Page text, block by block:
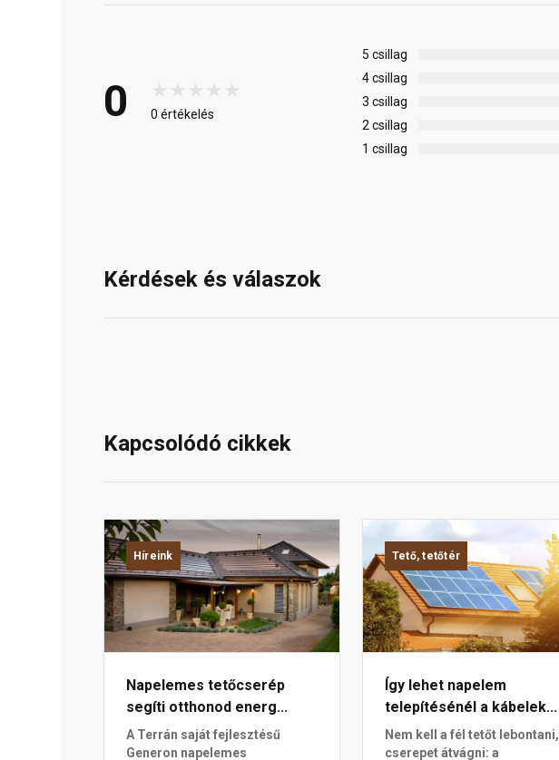
0 0 értékelés
5 csillag
4 csillag
3 csillag
2 csillag
1 csillag
Kérdések és válaszok
Kapcsolódó cikkek
Híreink
Napelemes tetőcserép
segíti otthonod energ...
A Terrán saját fejlesztésű
Generon napelemes
Tető, tetőtér
Így lehet napelem
telepítésénél a kábelek...
Nem kell a fél tetőt lebontani,
cserepet átvágni: a